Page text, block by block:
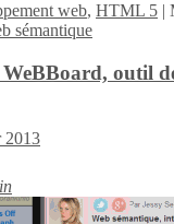
web, HTML 5 |
sémantique
outil
2013